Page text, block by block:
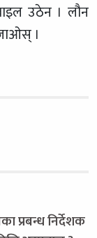
उठेन । लौन
।
प्रबन्ध निर्देशक